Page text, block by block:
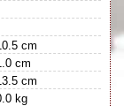
cm
cm
cm
kg